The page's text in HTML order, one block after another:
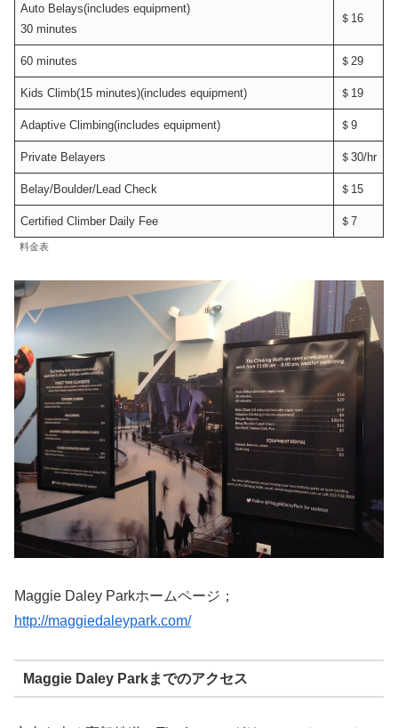
Auto Belays(includes equipment)
30 minutes
＄16
60 minutes ＄29
Kids Climb(15 minutes)(includes equipment) ＄19
Adaptive Climbing(includes equipment) ＄9
Private Belayers ＄30/hr
Belay/Boulder/Lead Check ＄15
Certified Climber Daily Fee ＄7
料金表
Maggie Daley Parkホームページ；
http://maggiedaleypark.com/
Maggie Daley Parkまでのアクセス